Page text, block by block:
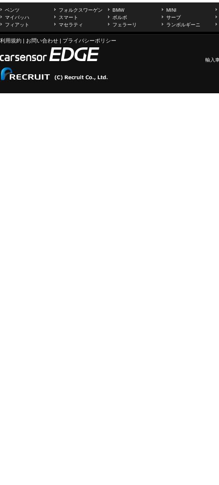
ベンツ フォルクスワーゲン BMW
MINI
マイバッハ
スマート ボルボ
サーブ
フィアット
マセラティ フェラーリ ランボルギーニ
利用規約 | お問い合わせ | プライバシーポリシー
輸入